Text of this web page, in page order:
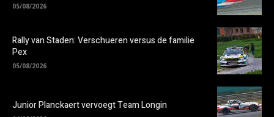
05/08/2026
Rally van Staden: Verschueren versus de familie
Pex
05/08/2026
Junior Planckaert vervoegt Team Longin